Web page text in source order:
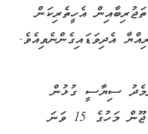
އެހީތެރިކަން
އެދިވަޑައިގެންނެވިއެވެ.
ސިޔާސީ ގުޅުން
ގާއިމުކުރީ 2006 ވަނަ އަހަރުގެ ޖޫން މަހުގެ 15 ވަނަ